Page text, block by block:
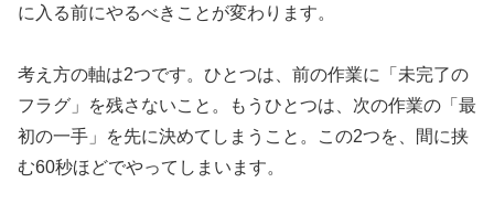
に入る前にやるべきことが変わります。
考え方の軸は2つです。ひとつは、前の作業に「未完了の
フラグ」を残さないこと。もうひとつは、次の作業の「最
初の一手」を先に決めてしまうこと。この2つを、間に挟
む60秒ほどでやってしまいます。